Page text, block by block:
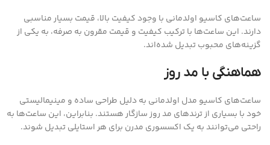
ساعت‌های کاسیو اولدمانی با وجود کیفیت بالا، قیمت بسیار مناسبی
دارند. این ساعت‌ها با ترکیب کیفیت و قیمت مقرون به صرفه، به یکی از
گزینه‌های محبوب تبدیل شده‌اند.
هماهنگی با مد روز
ساعت‌های کاسیو مدل اولدمانی به دلیل طراحی ساده و مینیمالیستی
خود با بسیاری از ترندهای مد روز سازگار هستند. بنابراین، این ساعت‌ها به
راحتی می‌توانند به یک اکسسوری مدرن برای هر استایلی تبدیل شوند.